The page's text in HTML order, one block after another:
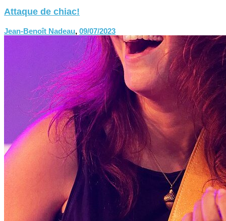
Attaque de chiac!
Jean-Benoît Nadeau, 09/07/2023